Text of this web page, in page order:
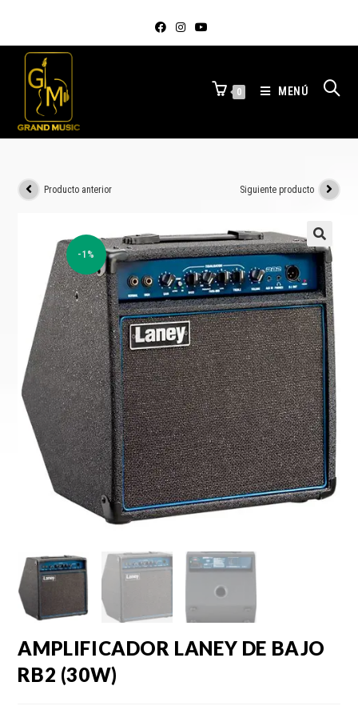
0 MENÚ
-1%
Producto anterior Siguiente producto
AMPLIFICADOR LANEY DE BAJO
RB2 (30W)